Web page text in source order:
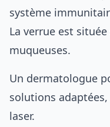
système
La verrue est
muqueuses.
Un dermatologue
solutions
laser.